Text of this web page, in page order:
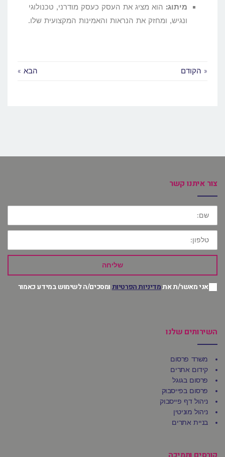
מיתוג: הוא מציג את העסק כעסק מודרני, טכנולוגי
ונגיש, ומחזק את הנראות והאמינות המקצועית שלו.
« הקודם הבא »
צור איתנו קשר
שם:
טלפון:
שליחה
אני מאשר/ת אתמדיניות הפרטיותומסכים/ה לשימוש במידע כאמור
השירותים שלנו
משרד פרסום
קידום אתרים
פרסום בגוגל
פרסום בפייסבוק
ניהול דף פייסבוק
ניהול מוניטין
בניית אתרים